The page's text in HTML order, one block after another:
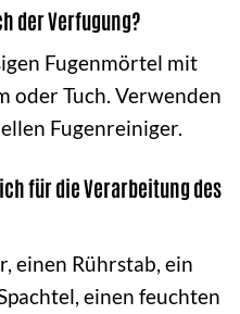
der Verfugung?
Fugenmörtel mit
oder Tuch. Verwenden
Fugenreiniger.
für die Verarbeitung des
einen Rührstab, ein
einen feuchten